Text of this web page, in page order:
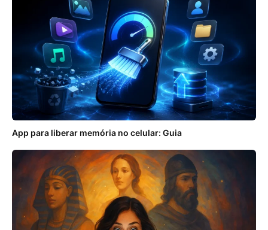
App para liberar memória no celular: Guia